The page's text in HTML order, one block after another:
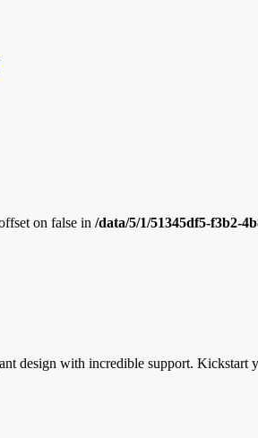
on false in /data/5/1/51345df5-f3b2-
design with incredible support.